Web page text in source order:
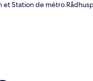
Station de métro